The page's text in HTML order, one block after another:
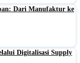
Dari Manufaktur ke
Digitalisasi Supply